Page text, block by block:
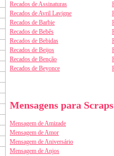
Recados de Assinaturas
Recados de Avril Lavigne
Recados de Barbie
Recados de Bebês
Recados de Bebidas
Recados de Beijos
Recados de Benção
Recados de Beyonce
Mensagens para Scraps
Mensagem de Amizade
Mensagem de Amor
Mensagem de Aniversário
Mensagem de Anjos